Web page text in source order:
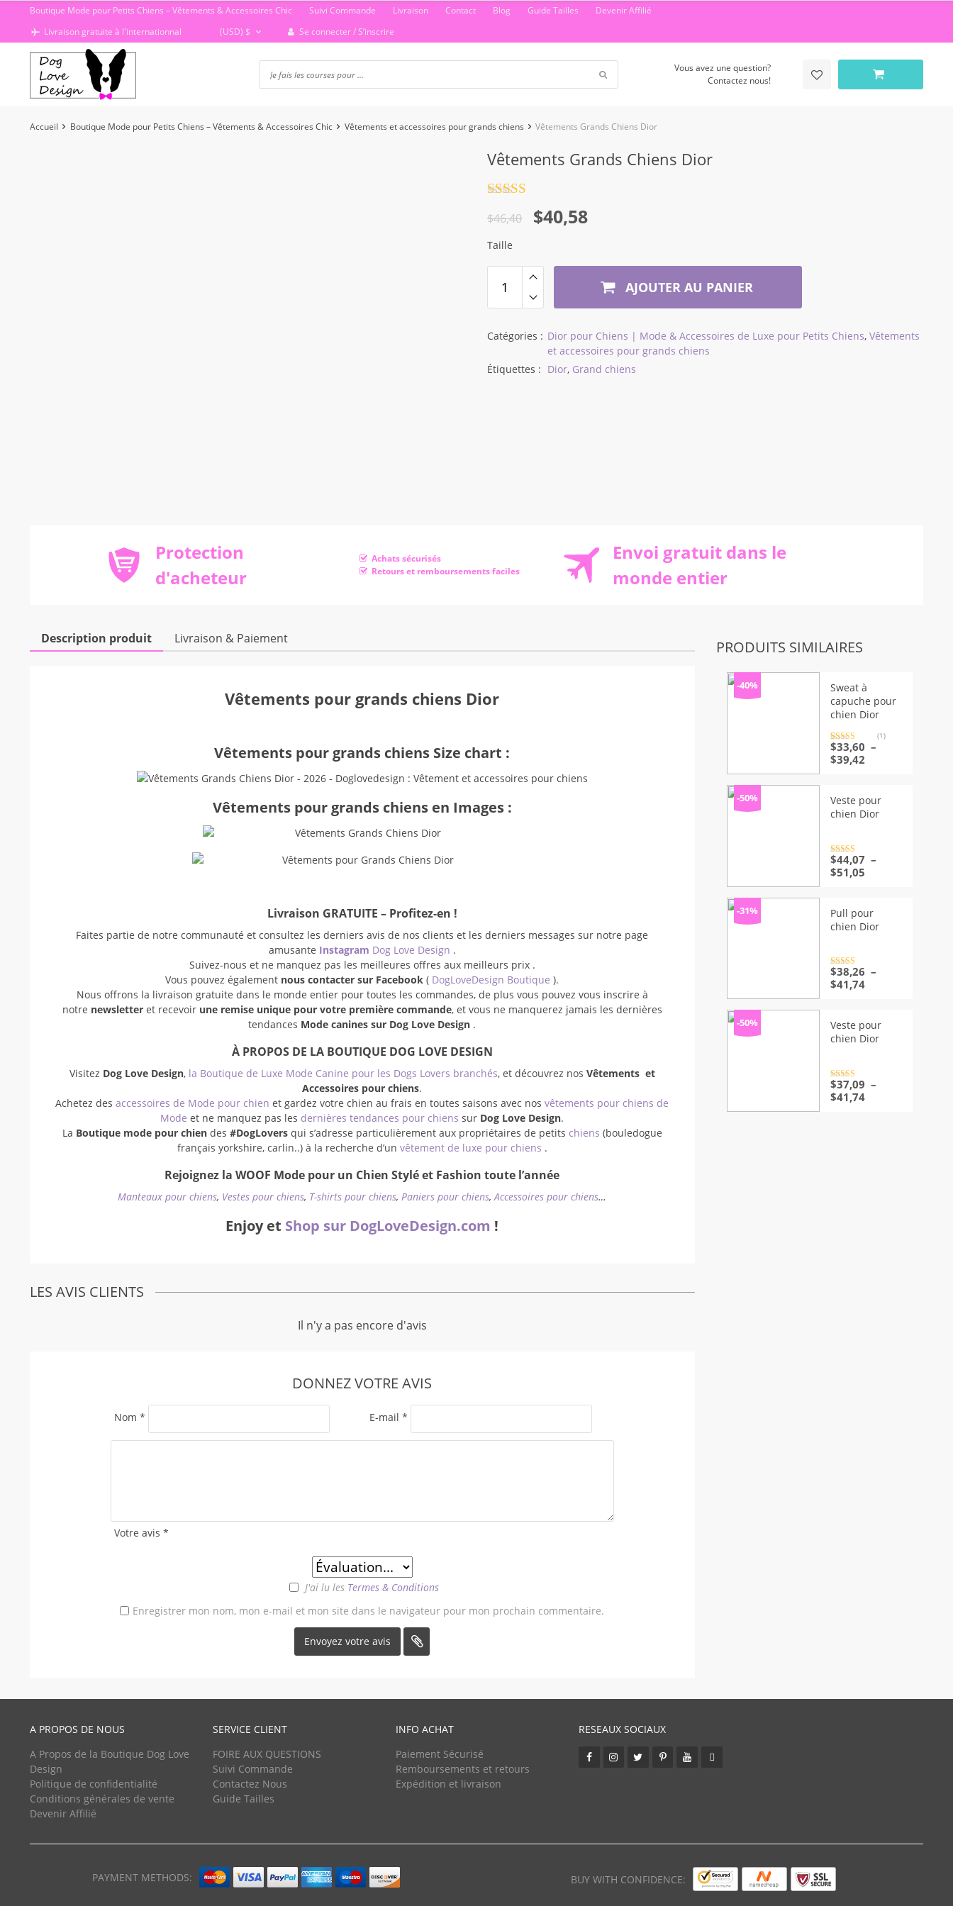
contenu
Boutique Mode pour Petits Chiens – Vêtements & Accessoires Chic Suivi Commande Livraison Contact Blog Guide Tailles
Devenir Affilié
Livraison gratuite à l'internationnal
(USD) $ Se connecter / S’inscrire
Vous avez une question?
Contactez nous!
Accueil Boutique Mode pour Petits Chiens – Vêtements & Accessoires Chic Vêtements et accessoires pour grands chiens Vêtements Grands Chiens Dior
Vêtements Grands Chiens Dior
sur 5
$46,40
Le
prix
était :
$46,40.
$40,58
Le
prix
est :
$40,58.
Taille
AJOUTER AU PANIER
Catégories : Dior pour Chiens | Mode & Accessoires de Luxe pour Petits Chiens, Vêtements
et accessoires pour grands chiens
Étiquettes : Dior, Grand chiens
Protection
d'acheteur
Achats sécurisés
Retours et remboursements faciles
Envoi gratuit dans le
monde entier
Description produit Livraison & Paiement
Vêtements pour grands chiens Dior
Vêtements pour grands chiens Size chart :
Vêtements pour grands chiens en Images :
Livraison GRATUITE – Profitez-en !
Faites partie de notre communauté et consultez les derniers avis de nos clients et les derniers messages sur notre page
amusante Instagram Dog Love Design .
Suivez-nous et ne manquez pas les meilleures offres aux meilleurs prix .
Vous pouvez également nous contacter sur Facebook ( DogLoveDesign Boutique).
Nous offrons la livraison gratuite dans le monde entier pour toutes les commandes, de plus vous pouvez vous inscrire à
notre newsletteret recevoir une remise unique pour votre première commande, et vous ne manquerez jamais les dernières
tendances Mode canines sur Dog Love Design .
À PROPOS DE LA BOUTIQUE DOG LOVE DESIGN
Visitez Dog Love Design, la Boutique de Luxe Mode Canine pour les Dogs Lovers branchés, et découvrez nos Vêtements et
Accessoires pour chiens.
Achetez desaccessoires de Mode pour chien et gardez votre chien au frais en toutes saisons avec nosvêtements pour chiens de
Modeet ne manquez pas les dernières tendances pour chiens sur Dog Love Design.
La Boutique mode pour chiendes #DogLoversqui s’adresse particulièrement aux propriétaires de petits chiens (bouledogue
français yorkshire, carlin..) à la recherche d’un vêtement de luxe pour chiens .
Rejoignez la WOOF Mode pour un Chien Stylé et Fashion toute l’année
Manteaux pour chiens, Vestes pour chiens, T-shirts pour chiens,Paniers pour chiens,Accessoires pour chiens…
Enjoy et Shop sur DogLoveDesign.com !
LES AVIS CLIENTS
Il n'y a pas encore d'avis
DONNEZ VOTRE AVIS
Votre avis *
J'ai lu les Termes & Conditions
Nom * E-mail *
Enregistrer mon nom, mon e-mail et mon site dans le navigateur pour mon prochain commentaire.
PRODUITS SIMILAIRES
-40%
Sweat à
capuche pour
chien Dior
Noté5.00
sur 5 basé
sur
1
notation
(1)
$33,60 –
$39,42Plage
$33,60
à
$39,42
-50%
Veste pour
chien Dior
Note 4.5
sur 5
$44,07 –
$51,05Plage
$44,07
à
$51,05
-31%
Pull pour
chien Dior
Note4.5
sur 5
$38,26 –
$41,74Plage
$38,26
à
-50%
Veste pour
chien Dior
Note4.5
sur 5
$37,09 –
$41,74Plage
A PROPOS DE NOUS
A Propos de la Boutique Dog Love
Design
Politique de confidentialité
Conditions générales de vente
Devenir Affilié
SERVICE CLIENT
FOIRE AUX QUESTIONS
Suivi Commande
Contactez Nous
Guide Tailles
INFO ACHAT
Paiement Sécurisé
Remboursements et retours
Expédition et livraison
RESEAUX SOCIAUX
PAYMENT METHODS: BUY WITH CONFIDENCE: